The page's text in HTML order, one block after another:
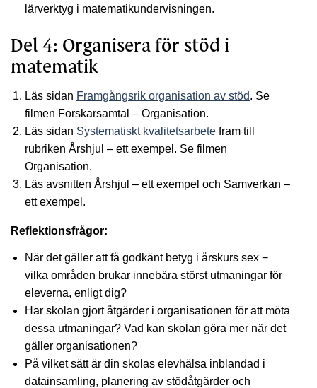
lärverktyg i matematikundervisningen.
Del 4: Organisera för stöd i
matematik
Läs sidan Framgångsrik organisation av stöd. Se
filmen Forskarsamtal – Organisation.
Läs sidan Systematiskt kvalitetsarbete fram till
rubriken Årshjul – ett exempel. Se filmen
Organisation.
Läs avsnitten Årshjul – ett exempel och Samverkan –
ett exempel.
Reflektionsfrågor:
När det gäller att få godkänt betyg i årskurs sex −
vilka områden brukar innebära störst utmaningar för
eleverna, enligt dig?
Har skolan gjort åtgärder i organisationen för att möta
dessa utmaningar? Vad kan skolan göra mer när det
gäller organisationen?
På vilket sätt är din skolas elevhälsa inblandad i
datainsamling, planering av stödåtgärder och